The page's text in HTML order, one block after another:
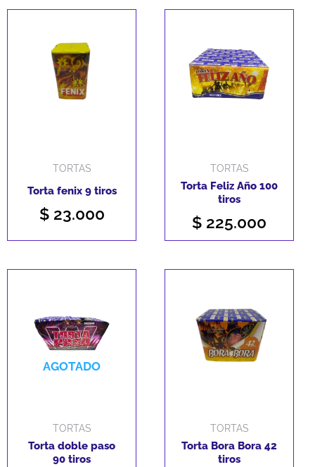
TORTAS
Torta fenix 9 tiros
$23.000
TORTAS
Torta Feliz Año 100
tiros
$ 225.000
AGOTADO
TORTAS
Torta doble paso
90 tiros
TORTAS
Torta Bora Bora 42
tiros